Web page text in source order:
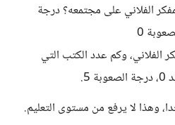
الفلاني على مجتمعه؟ درجة
الفلاني، وكم عدد الكتب التي
وهذا لا يرفع من مستوى التعليم.